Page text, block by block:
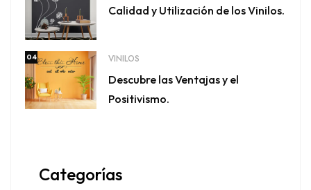
Calidad y Utilización de los Vinilos.
04 VINILOS
Descubre las Ventajas y el
Positivismo.
Categorías